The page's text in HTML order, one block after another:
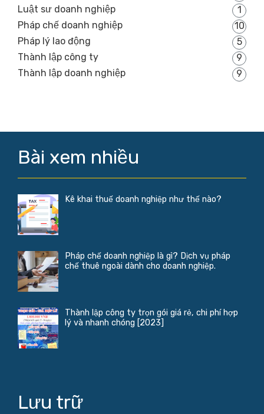
Luật sư doanh nghiệp
1
Pháp chế doanh nghiệp
10
Pháp lý lao động
5
Thành lập công ty
9
Thành lập doanh nghiệp
9
Bài xem nhiều
Kê khai thuế doanh nghiệp như thế nào?
Pháp chế doanh nghiệp là gì? Dịch vụ pháp
chế thuê ngoài dành cho doanh nghiệp.
Thành lập công ty trọn gói giá rẻ, chi phí hợp
lý và nhanh chóng [2023]
Lưu trữ